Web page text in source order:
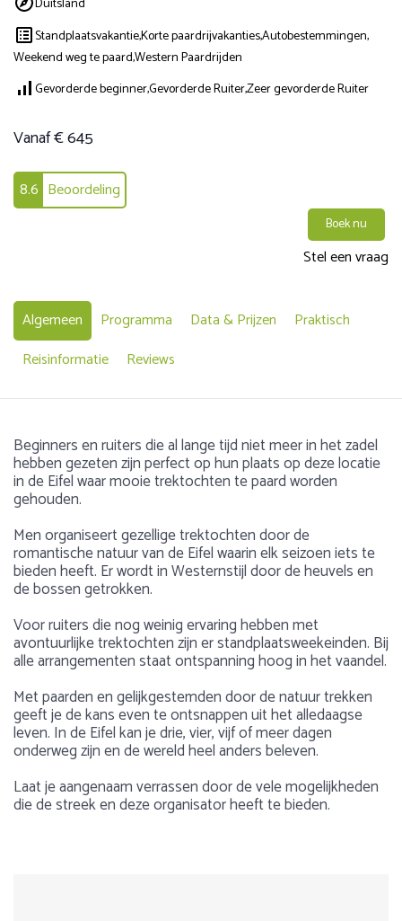
Standplaatsvakantie,Korte paardrijvakanties,Autobestemmingen,
Weekend weg te paard,Western Paardrijden
Gevorderde beginner,Gevorderde Ruiter,Zeer gevorderde Ruiter
Vanaf € 645
8.6 Beoordeling
Boek nu
Stel een vraag
Algemeen Programma Data & Prijzen
Praktisch
Reisinformatie
Reviews
Beginners en ruiters die al lange tijd niet meer in het zadel
hebben gezeten zijn perfect op hun plaats op deze locatie
in de Eifel waar mooie trektochten te paard worden
gehouden.
Men organiseert gezellige trektochten door de
romantische natuur van de Eifel waarin elk seizoen iets te
bieden heeft. Er wordt in Westernstijl door de heuvels en
de bossen getrokken.
Voor ruiters die nog weinig ervaring hebben met
avontuurlijke trektochten zijn er standplaatsweekeinden. Bij
alle arrangementen staat ontspanning hoog in het vaandel.
Met paarden en gelijkgestemden door de natuur trekken
geeft je de kans even te ontsnappen uit het alledaagse
leven. In de Eifel kan je drie, vier, vijf of meer dagen
onderweg zijn en de wereld heel anders beleven.
Laat je aangenaam verrassen door de vele mogelijkheden
die de streek en deze organisator heeft te bieden.